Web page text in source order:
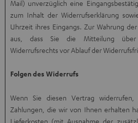
Mail) unverzüglich eine
zum Inhalt der Widerrufserklärung
Uhrzeit ihres Eingangs. Zur Wahrung
aus, dass Sie die Mitteilung
Widerrufsrechts vor Ablauf der
Folgen des Widerrufs
Wenn Sie diesen Vertrag
Zahlungen, die wir von Ihnen erhalten
Lieferkosten (mit Ausnahme der